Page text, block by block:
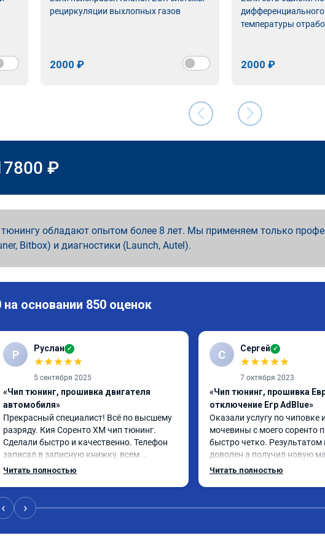
рециркуляции выхлопных газов
2000 ₽
температуры
2000 ₽
₽
обладают опытом более 8 лет. Мы применяем только
Bitbox) и диагностики (Launch, Autel).
основании 850 оценок
Р Руслан ✓
★★★★★
5 сентября 2025
«Чип тюнинг, прошивка двигателя
автомобиля»
Прекрасный специалист! Всё по высшему
разряду. Кия Соренто XM чип тюнинг.
Сделали быстро и качественно. Телефон
записал в записную книжку, всем
рекомендую! Еще вот поеду в ближайшее
Читать полностью
С Сергей ✓
★★★★★
7 октября 2023
«Чип тюнинг, прошивка
отключение Егр AdBlue»
Оказали услугу по чиповке
мочевины с моего соренто
быстро четко. Результатом
доволен а получил новую
отличным откликом.
Читать полностью
‹ ›